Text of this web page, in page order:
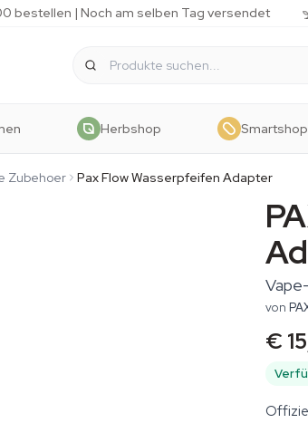
bestellen | Noch am selben Tag versendet
Herbshop Smartshop
Zubehoer Pax Flow Wasserpfeifen Adapter
von
€